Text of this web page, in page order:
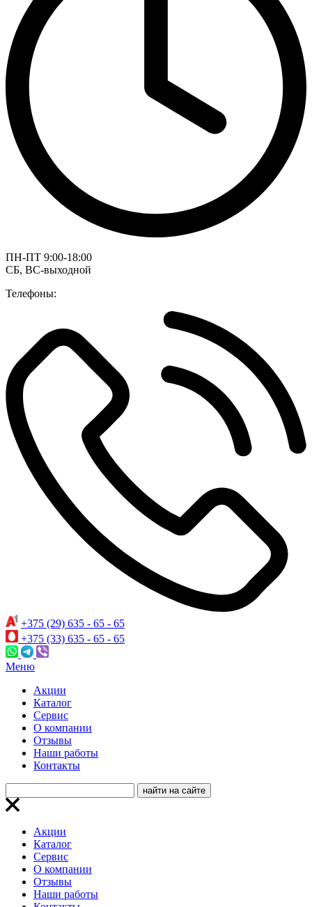
ПН-ПТ 9:00-18:00
СБ, ВС-выходной
Телефоны:
+375 (29) 635 - 65 - 65
+375 (33) 635 - 65 - 65
Меню
Акции
Каталог
Сервис
О компании
Отзывы
Наши работы
Контакты
Акции
Каталог
Сервис
О компании
Отзывы
Наши работы